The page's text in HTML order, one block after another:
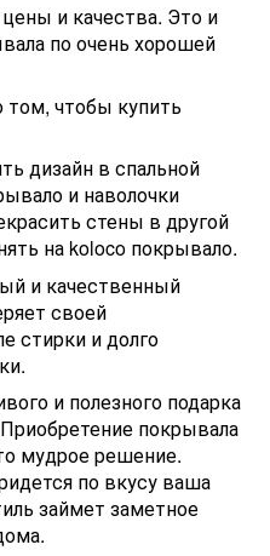
и качества. Это и
по очень хорошей
том, чтобы купить
дизайн в спальной
и наволочки
стены в другой
на koloco покрывало.
и качественный
своей
стирки и долго
и полезного подарка
покрывала
мудрое решение.
по вкусу ваша
займет заметное